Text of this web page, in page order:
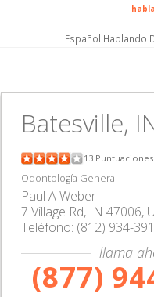
Español Hablando
Batesville,
13 Puntuaciones
Odontología General
Paul A Weber
7 Village Rd, IN 47006,
Teléfono: (812) 934-
llama
(877)